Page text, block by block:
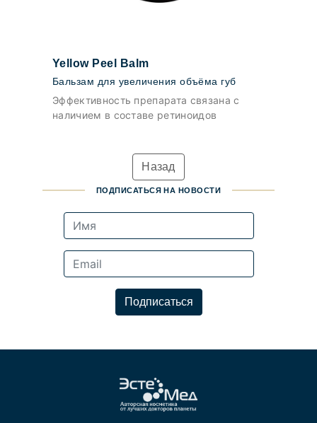
Yellow Peel Balm
Бальзам для увеличения объёма губ
Эффективность препарата связана с
наличием в составе ретиноидов
Назад
ПОДПИСАТЬСЯ НА НОВОСТИ
Подписаться